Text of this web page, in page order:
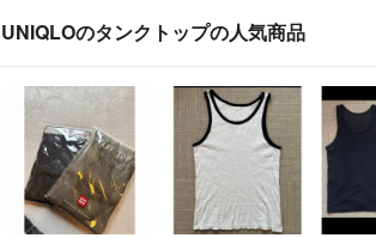
UNIQLOのタンクトップの人気商品